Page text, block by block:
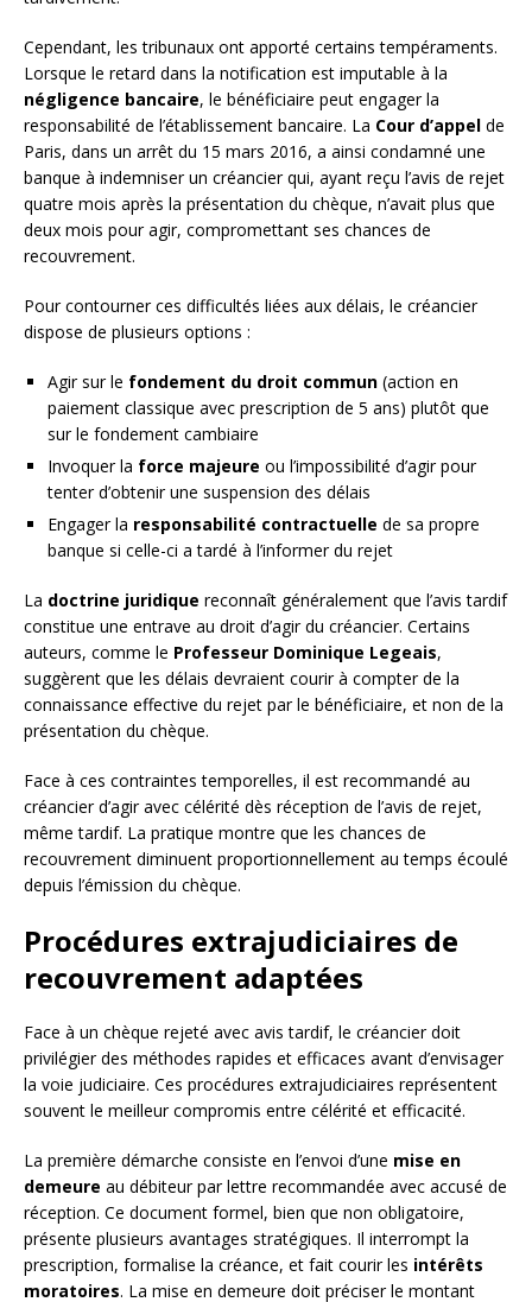
Cependant, les tribunaux ont apporté certains tempéraments.
Lorsque le retard dans la notification est imputable à la
négligence bancaire, le bénéficiaire peut engager la
responsabilité de l’établissement bancaire. La Cour d’appel de
Paris, dans un arrêt du 15 mars 2016, a ainsi condamné une
banque à indemniser un créancier qui, ayant reçu l’avis de rejet
quatre mois après la présentation du chèque, n’avait plus que
deux mois pour agir, compromettant ses chances de
recouvrement.
Pour contourner ces difficultés liées aux délais, le créancier
dispose de plusieurs options :
Agir sur le fondement du droit commun (action en
paiement classique avec prescription de 5 ans) plutôt que
sur le fondement cambiaire
Invoquer la force majeure ou l’impossibilité d’agir pour
tenter d’obtenir une suspension des délais
Engager la responsabilité contractuelle de sa propre
banque si celle-ci a tardé à l’informer du rejet
La doctrine juridique reconnaît généralement que l’avis tardif
constitue une entrave au droit d’agir du créancier. Certains
auteurs, comme le Professeur Dominique Legeais,
suggèrent que les délais devraient courir à compter de la
connaissance effective du rejet par le bénéficiaire, et non de la
présentation du chèque.
Face à ces contraintes temporelles, il est recommandé au
créancier d’agir avec célérité dès réception de l’avis de rejet,
même tardif. La pratique montre que les chances de
recouvrement diminuent proportionnellement au temps écoulé
depuis l’émission du chèque.
Procédures extrajudiciaires de
recouvrement adaptées
Face à un chèque rejeté avec avis tardif, le créancier doit
privilégier des méthodes rapides et efficaces avant d’envisager
la voie judiciaire. Ces procédures extrajudiciaires représentent
souvent le meilleur compromis entre célérité et efficacité.
La première démarche consiste en l’envoi d’une mise en
demeure au débiteur par lettre recommandée avec accusé de
réception. Ce document formel, bien que non obligatoire,
présente plusieurs avantages stratégiques. Il interrompt la
prescription, formalise la créance, et fait courir les intérêts
moratoires. La mise en demeure doit préciser le montant